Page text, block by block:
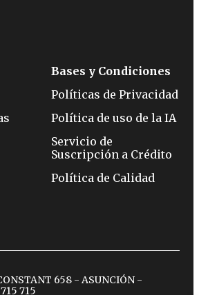
Bases y Condiciones
Políticas de Privacidad
Política de uso de la IA
Servicio de
Suscripción a Crédito
Política de Calidad
658 - ASUNCIÓN -
715